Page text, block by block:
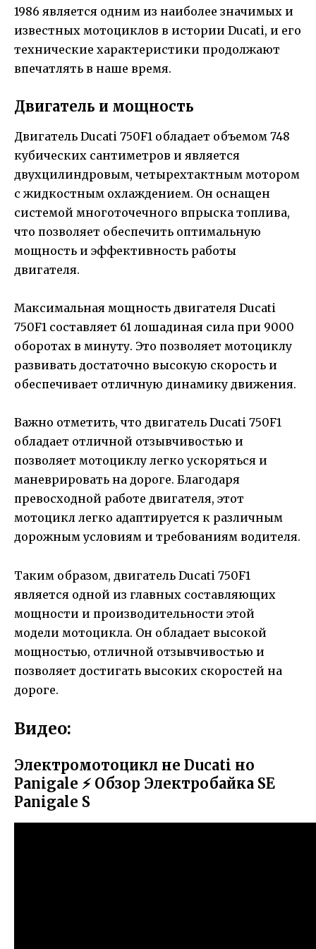
1986 является одним из наиболее значимых и
известных мотоциклов в истории Ducati, и его
технические характеристики продолжают
впечатлять в наше время.
Двигатель и мощность
Двигатель Ducati 750F1 обладает объемом 748
кубических сантиметров и является
двухцилиндровым, четырехтактным мотором
с жидкостным охлаждением. Он оснащен
системой многоточечного впрыска топлива,
что позволяет обеспечить оптимальную
мощность и эффективность работы
двигателя.
Максимальная мощность двигателя Ducati
750F1 составляет 61 лошадиная сила при 9000
оборотах в минуту. Это позволяет мотоциклу
развивать достаточно высокую скорость и
обеспечивает отличную динамику движения.
Важно отметить, что двигатель Ducati 750F1
обладает отличной отзывчивостью и
позволяет мотоциклу легко ускоряться и
маневрировать на дороге. Благодаря
превосходной работе двигателя, этот
мотоцикл легко адаптируется к различным
дорожным условиям и требованиям водителя.
Таким образом, двигатель Ducati 750F1
является одной из главных составляющих
мощности и производительности этой
модели мотоцикла. Он обладает высокой
мощностью, отличной отзывчивостью и
позволяет достигать высоких скоростей на
дороге.
Видео:
Электромотоцикл не Ducati но
Panigale ⚡ Обзор Электробайка SE
Panigale S